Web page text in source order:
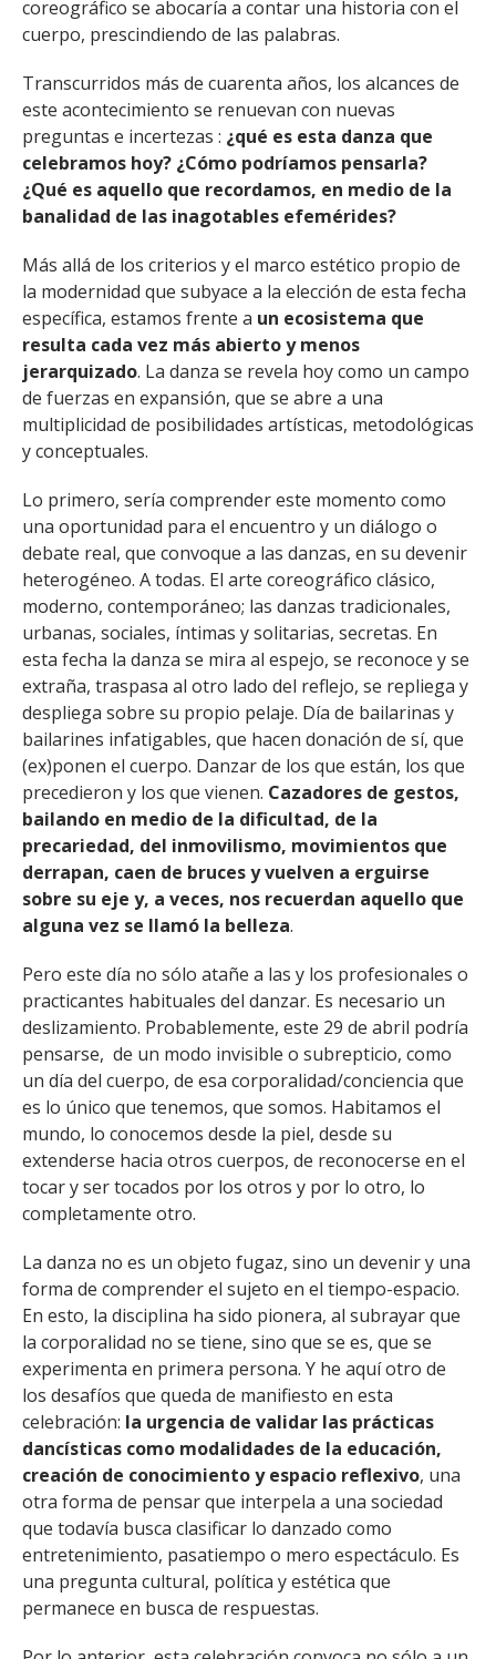
coreográfico se abocaría a contar una historia con el
cuerpo, prescindiendo de las palabras.
Transcurridos más de cuarenta años, los alcances de
este acontecimiento se renuevan con nuevas
preguntas e incertezas : ¿qué es esta danza que
celebramos hoy? ¿Cómo podríamos pensarla?
¿Qué es aquello que recordamos, en medio de la
banalidad de las inagotables efemérides?
Más allá de los criterios y el marco estético propio de
la modernidad que subyace a la elección de esta fecha
específica, estamos frente a un ecosistema que
resulta cada vez más abierto y menos
jerarquizado. La danza se revela hoy como un campo
de fuerzas en expansión, que se abre a una
multiplicidad de posibilidades artísticas, metodológicas
y conceptuales.
Lo primero, sería comprender este momento como
una oportunidad para el encuentro y un diálogo o
debate real, que convoque a las danzas, en su devenir
heterogéneo. A todas. El arte coreográfico clásico,
moderno, contemporáneo; las danzas tradicionales,
urbanas, sociales, íntimas y solitarias, secretas. En
esta fecha la danza se mira al espejo, se reconoce y se
extraña, traspasa al otro lado del reflejo, se repliega y
despliega sobre su propio pelaje. Día de bailarinas y
bailarines infatigables, que hacen donación de sí, que
(ex)ponen el cuerpo. Danzar de los que están, los que
precedieron y los que vienen. Cazadores de gestos,
bailando en medio de la dificultad, de la
precariedad, del inmovilismo, movimientos que
derrapan, caen de bruces y vuelven a erguirse
sobre su eje y, a veces, nos recuerdan aquello que
alguna vez se llamó la belleza.
Pero este día no sólo atañe a las y los profesionales o
practicantes habituales del danzar. Es necesario un
deslizamiento. Probablemente, este 29 de abril podría
pensarse, de un modo invisible o subrepticio, como
un día del cuerpo, de esa corporalidad/conciencia que
es lo único que tenemos, que somos. Habitamos el
mundo, lo conocemos desde la piel, desde su
extenderse hacia otros cuerpos, de reconocerse en el
tocar y ser tocados por los otros y por lo otro, lo
completamente otro.
La danza no es un objeto fugaz, sino un devenir y una
forma de comprender el sujeto en el tiempo-espacio.
En esto, la disciplina ha sido pionera, al subrayar que
la corporalidad no se tiene, sino que se es, que se
experimenta en primera persona. Y he aquí otro de
los desafíos que queda de manifiesto en esta
celebración: la urgencia de validar las prácticas
dancísticas como modalidades de la educación,
creación de conocimiento y espacio reflexivo, una
otra forma de pensar que interpela a una sociedad
que todavía busca clasificar lo danzado como
entretenimiento, pasatiempo o mero espectáculo. Es
una pregunta cultural, política y estética que
permanece en busca de respuestas.